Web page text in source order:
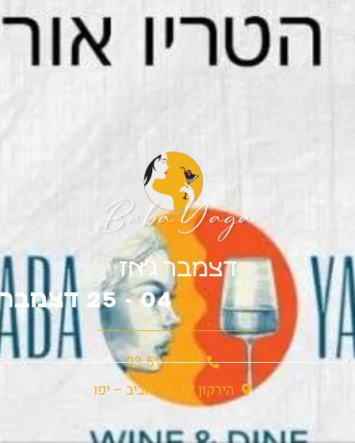
דצמבר ג'אז
04 - 25 דצמבר
03-5175179
הירקון 12, תל אביב – יפו